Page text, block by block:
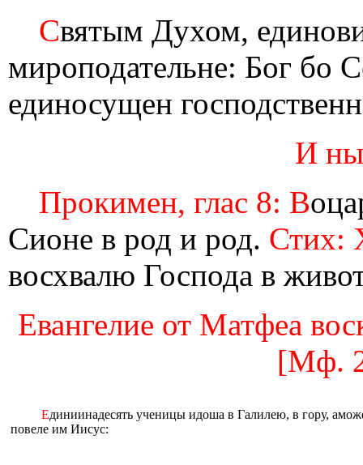
Святым Духом,
мироподательне: Бог бо
единосущен
И
Прокимен, глас 8: В
Сионе в род и род. Стих:
восхвалю Господа в
Евангелие от Матфеа
[Мф.
Единиинадесять ученицы идоша в Галилею, в гору,
повеле им Иисус: